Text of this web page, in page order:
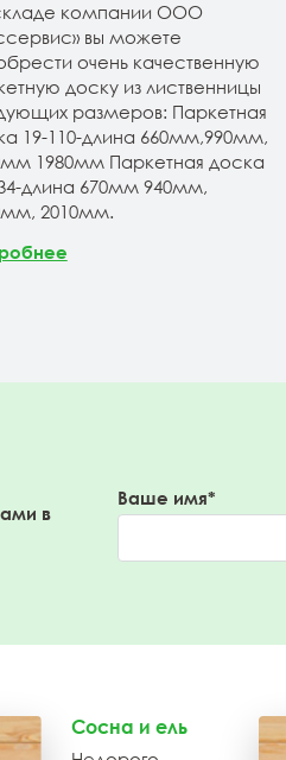
компании ООО
вы можете
очень качественную
доску из лиственницы
размеров: Паркетная
19-110-длина 660мм,990мм,
1980мм Паркетная доска
длина 670мм 940мм,
2010мм.
в
Ваше имя*
Сосна и ель